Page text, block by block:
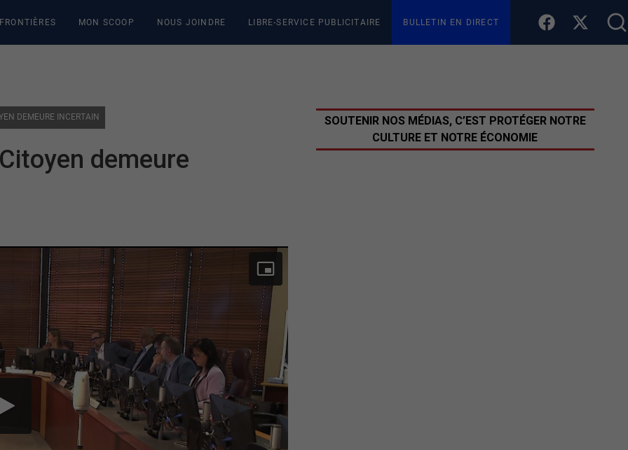
MON SCOOP NOUS JOINDRE LIBRE-SERVICE PUBLICITAIRE BULLETIN EN DIRECT
DEMEURE INCERTAIN
demeure
SOUTENIR NOS MÉDIAS, C’EST PROTÉGER NOTRE
CULTURE ET NOTRE ÉCONOMIE